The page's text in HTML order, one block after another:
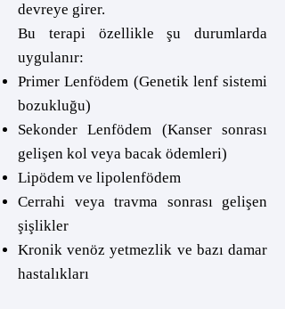
devreye girer.
Bu terapi özellikle şu durumlarda
uygulanır:
Primer Lenfödem (Genetik lenf sistemi
bozukluğu)
Sekonder Lenfödem (Kanser sonrası
gelişen kol veya bacak ödemleri)
Lipödem ve lipolenfödem
Cerrahi veya travma sonrası gelişen
şişlikler
Kronik venöz yetmezlik ve bazı damar
hastalıkları